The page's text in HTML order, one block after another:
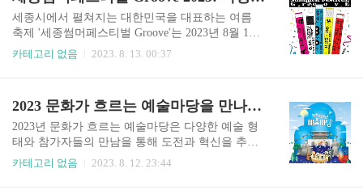
세종시에서 펼쳐지는 대한민국을 대표하는 여름
축제 '세종썸머페스티벌 Groove'는 2023년 8월 11
일부터 9월 9일까지 진행됩니다. 이 기간 동안 세종
면모를 보여 주면서, 이로 인해 참여자들의 만족도
가 매우 높습니다. 기간이 그리 길지 않으니 정보를
아래 홈페이지 링크에서 확인하시고 방문 하셨으
면 합니다. 세종썸머페스티벌 Groove 2023 홈페이
지 각 부문 소개 음악 부문: 음악 행사에서는 대중
카테고리 없음 2023. 8. 13. 00:37
2023 문화가 흐르는 예술마당을 만나다 - 예술과 문화의 감동의 순간을 함께 체험하다
2023년 문화가 흐르는 예술마당은 다양한 예술 형
태와 참가자들의 만남을 통해 도전과 혁신을 추구
하는 감동의 순간을 선사하며, 환경 친화적인 문화
카테고리 없음 2023. 8. 12. 23:44